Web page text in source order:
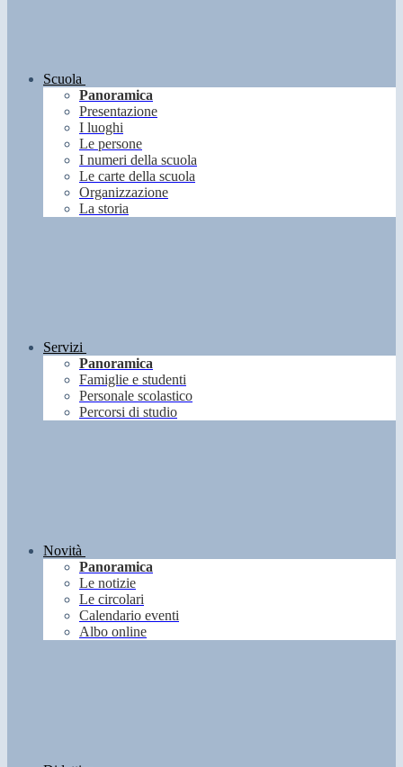
Scuola
Panoramica
Presentazione
I luoghi
Le persone
I numeri della scuola
Le carte della scuola
Organizzazione
La storia
Servizi
Panoramica
Famiglie e studenti
Personale scolastico
Percorsi di studio
Novità
Panoramica
Le notizie
Le circolari
Calendario eventi
Albo online